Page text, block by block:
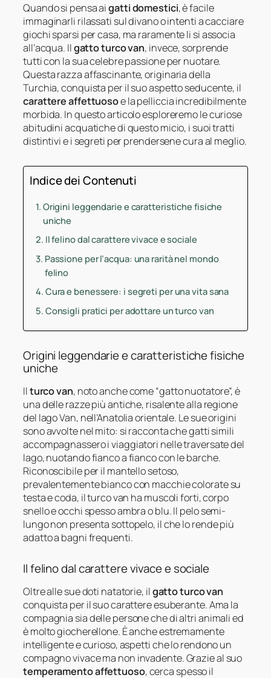
Quando si pensa aigatti domestici, è facile
immaginarli rilassati sul divano o intenti a cacciare
giochi sparsi per casa, ma raramente li si associa
all’acqua. Ilgatto turco van, invece, sorprende
tutti con la sua celebre passione per nuotare.
Questa razza affascinante, originaria della
Turchia, conquista per il suo aspetto seducente, il
carattere affettuosoe la pelliccia incredibilmente
morbida. In questo articolo esploreremo le curiose
abitudini acquatiche di questo micio, i suoi tratti
distintivi e i segreti per prendersene cura al meglio.
Indice dei Contenuti
Origini leggendarie e caratteristiche fisiche
uniche
Il felino dal carattere vivace e sociale
Passione per l’acqua: una rarità nel mondo
felino
Cura e benessere: i segreti per una vita sana
Consigli pratici per adottare un turco van
Origini leggendarie e caratteristiche fisiche
uniche
Ilturco van, noto anche come “gatto nuotatore”, è
una delle razze più antiche, risalente alla regione
del lago Van, nell’Anatolia orientale. Le sue origini
sono avvolte nel mito: si racconta che gatti simili
accompagnassero i viaggiatori nelle traversate del
lago, nuotando fianco a fianco con le barche.
Riconoscibile per il mantello setoso,
prevalentemente bianco con macchie colorate su
testa e coda, il turco van ha muscoli forti, corpo
snello e occhi spesso ambra o blu. Il pelo semi-
lungo non presenta sottopelo, il che lo rende più
adatto a bagni frequenti.
Il felino dal carattere vivace e sociale
Oltre alle sue doti natatorie, ilgatto turco van
conquista per il suo carattere esuberante. Ama la
compagnia sia delle persone che di altri animali ed
è molto giocherellone. È anche estremamente
intelligente e curioso, aspetti che lo rendono un
compagno vivace ma non invadente. Grazie al suo
temperamento affettuoso, cerca spesso il